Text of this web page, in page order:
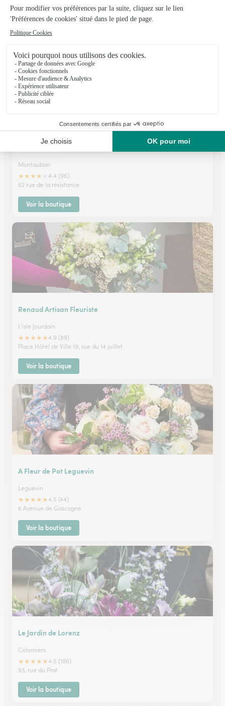
★★
4.4 (216)
61, avenue de garossos
Montauban
★★★★
4.4 (96)
62 rue de la résistance
Voir la boutique
Renaud Artisan Fleuriste
L'isle Jourdain
★★★★★4.9 (89)
Place Hôtel de Ville 19, rue du 14 juillet
Voir la boutique
A Fleur de Pot Leguevin
Leguevin
★★★★★4.5 (44)
6 Avenue de Gascogne
Voir la boutique
Le Jardin de Lorenz
Colomiers
★★★★★4.5 (186)
93, rue du Prat
Voir la boutique